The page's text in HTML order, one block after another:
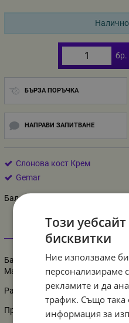
бр.
БЪРЗА ПОРЪЧКА
НАПРАВИ ЗАПИТВАНЕ
Слонова кост Крем
Gemar
Балон Слонова кост Ivory 30 см
Балон Слонова кост Ivory 30 см
Материал: латекс
Размер надут: 28-30 см / 11-12
Производител: Гемар, Италия
Този
бисквитки
Ние използваме
персонализираме
рекламите и да
трафик. Също така
информация за